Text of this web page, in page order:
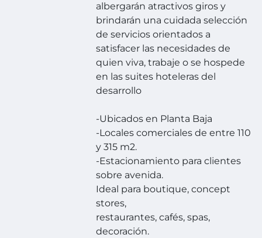
albergarán atractivos giros y
brindarán una cuidada selección
de servicios orientados a
satisfacer las necesidades de
quien viva, trabaje o se hospede
en las suites hoteleras del
desarrollo
-Ubicados en Planta Baja
-Locales comerciales de entre 110
y 315 m2.
-Estacionamiento para clientes
sobre avenida.
Ideal para boutique, concept
stores,
restaurantes, cafés, spas,
decoración.